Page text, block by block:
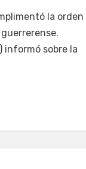
la orden
informó sobre la